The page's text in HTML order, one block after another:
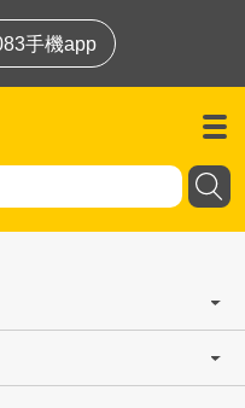
手機app